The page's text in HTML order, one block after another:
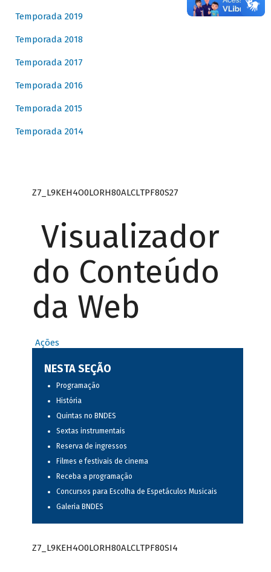
Temporada 2019
Temporada 2018
Temporada 2017
Temporada 2016
Temporada 2015
Temporada 2014
Z7_L9KEH4O0LORH80ALCLTPF80S27
Visualizador
do Conteúdo
da Web
Ações
NESTA SEÇÃO
Programação
História
Quintas no BNDES
Sextas instrumentais
Reserva de ingressos
Filmes e festivais de cinema
Receba a programação
Concursos para Escolha de Espetáculos Musicais
Galeria BNDES
Z7_L9KEH4O0LORH80ALCLTPF80SI4